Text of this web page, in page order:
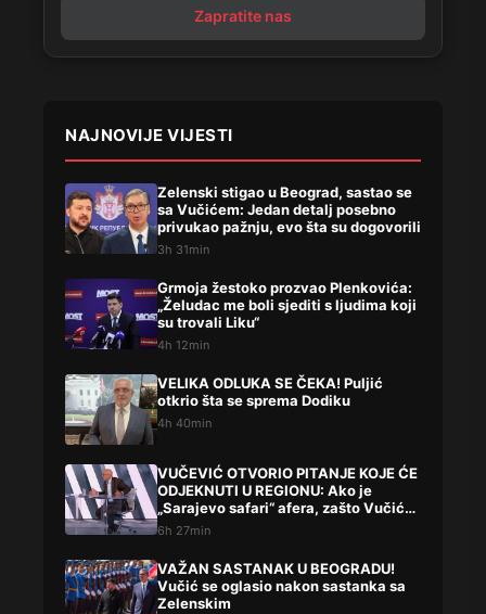
Zapratite nas
NAJNOVIJE VIJESTI
Zelenski stigao u Beograd, sastao se
sa Vučićem: Jedan detalj posebno
privukao pažnju, evo šta su dogovorili
3h 31min
Grmoja žestoko prozvao Plenkovića:
„Želudac me boli sjediti s ljudima koji
su trovali Liku“
4h 12min
VELIKA ODLUKA SE ČEKA! Puljić
otkrio šta se sprema Dodiku
4h 40min
VUČEVIĆ OTVORIO PITANJE KOJE ĆE
ODJEKNUTI U REGIONU: Ako je
„Sarajevo safari“ afera, zašto Vučića
niste procesuirali?!
6h 27min
VAŽAN SASTANAK U BEOGRADU!
Vučić se oglasio nakon sastanka sa
Zelenskim